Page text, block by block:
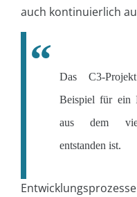
auch kontinuierlich
Das C3-
Beispiel für ein
aus dem
entstanden ist.